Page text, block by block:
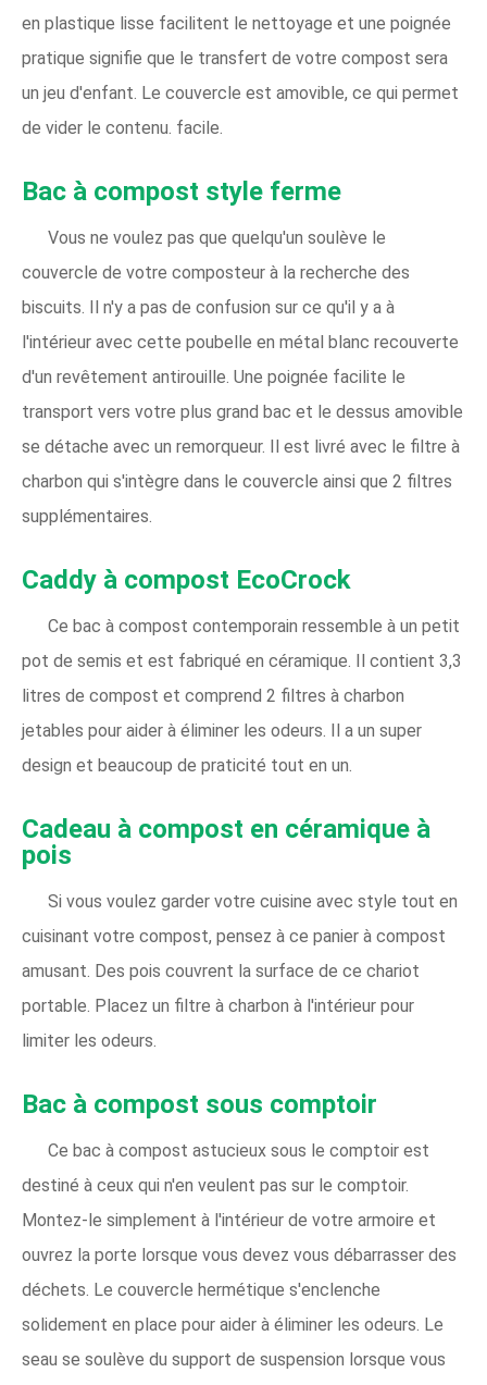
en plastique lisse facilitent le nettoyage et une poignée
pratique signifie que le transfert de votre compost sera
un jeu d'enfant. Le couvercle est amovible, ce qui permet
de vider le contenu. facile.
Bac à compost style ferme
Vous ne voulez pas que quelqu'un soulève le
couvercle de votre composteur à la recherche des
biscuits. Il n'y a pas de confusion sur ce qu'il y a à
l'intérieur avec cette poubelle en métal blanc recouverte
d'un revêtement antirouille. Une poignée facilite le
transport vers votre plus grand bac et le dessus amovible
se détache avec un remorqueur. Il est livré avec le filtre à
charbon qui s'intègre dans le couvercle ainsi que 2 filtres
supplémentaires.
Caddy à compost EcoCrock
Ce bac à compost contemporain ressemble à un petit
pot de semis et est fabriqué en céramique. Il contient 3,3
litres de compost et comprend 2 filtres à charbon
jetables pour aider à éliminer les odeurs. Il a un super
design et beaucoup de praticité tout en un.
Cadeau à compost en céramique à
pois
Si vous voulez garder votre cuisine avec style tout en
cuisinant votre compost, pensez à ce panier à compost
amusant. Des pois couvrent la surface de ce chariot
portable. Placez un filtre à charbon à l'intérieur pour
limiter les odeurs.
Bac à compost sous comptoir
Ce bac à compost astucieux sous le comptoir est
destiné à ceux qui n'en veulent pas sur le comptoir.
Montez-le simplement à l'intérieur de votre armoire et
ouvrez la porte lorsque vous devez vous débarrasser des
déchets. Le couvercle hermétique s'enclenche
solidement en place pour aider à éliminer les odeurs. Le
seau se soulève du support de suspension lorsque vous